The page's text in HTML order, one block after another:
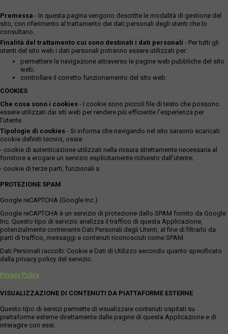
Premessa - In questa pagina vengono descritte le modalità di gestione del
sito, con riferimento al trattamento dei dati personali degli utenti che lo
consultano.
Finalità del trattamento cui sono destinati i dati personali - Per tutti gli
utenti del sito web i dati personali potranno essere utilizzati per:
permettere la navigazione attraverso le pagine web pubbliche del sito
web;
controllare il corretto funzionamento del sito web.
COOKIES
Che cosa sono i cookies - I cookie sono piccoli file di testo che possono
essere utilizzati dai siti web per rendere più efficiente l'esperienza per
l'utente.
Tipologie di cookies - Si informa che navigando nel sito saranno scaricati
cookie definiti tecnici, ossia:
- cookie di autenticazione utilizzati nella misura strettamente necessaria al
fornitore a erogare un servizio esplicitamente richiesto dall'utente;
- cookie di terze parti, funzionali a:
PROTEZIONE SPAM
Google reCAPTCHA (Google Inc.)
Google reCAPTCHA è un servizio di protezione dallo SPAM fornito da Google
Inc. Questo tipo di servizio analizza il traffico di questa Applicazione,
potenzialmente contenente Dati Personali degli Utenti, al fine di filtrarlo da
parti di traffico, messaggi e contenuti riconosciuti come SPAM.
Dati Personali raccolti: Cookie e Dati di Utilizzo secondo quanto specificato
dalla privacy policy del servizio.
Privacy Policy
VISUALIZZAZIONE DI CONTENUTI DA PIATTAFORME ESTERNE
Questo tipo di servizi permette di visualizzare contenuti ospitati su
piattaforme esterne direttamente dalle pagine di questa Applicazione e di
interagire con essi.